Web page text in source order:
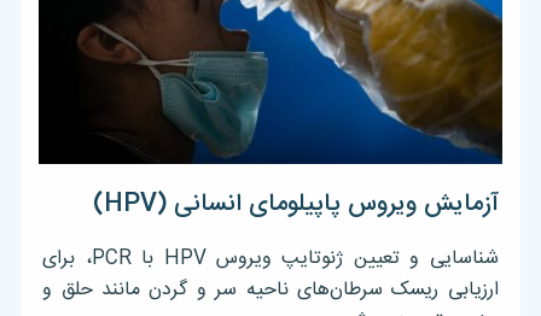
آزمایش ویروس پاپیلومای انسانی (HPV)
شناسایی و تعیین ژنوتایپ ویروس HPV با PCR، برای
ارزیابی ریسک سرطان‌های ناحیه سر و گردن مانند حلق و